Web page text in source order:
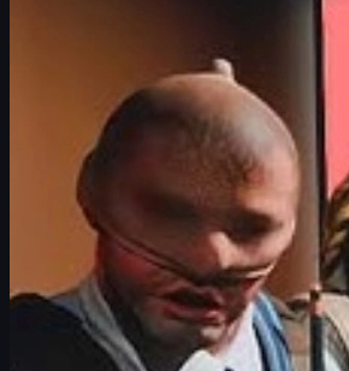
วิธีเลือกเอเจนต์ CS2 ที่เหมา
คำถามที่พบบ่อยเกี่ยวกับเอเจน
ภาพรวม CS2 Agent Tier List คืออะไร
เอเจนต์ใน Counter-Strike 2 (CS2)
ไม่ได้เ
รมดาๆ แต่เป็นไอเทมคอสเมติกที่ช่วยเส
ในเซิร์ฟเวอร์ให้โดดเด่นกว่าคนอื่น ทั้งฝั่ง
กลายเป็นไอคอนของเกมไปแล้ว
บทความนี้คือ CS2 Agent Tier Listเวอร์ชั
จัดอันดับเอเจนต์ยอดนิยมตั้งแต่ S-Tier ไปจ